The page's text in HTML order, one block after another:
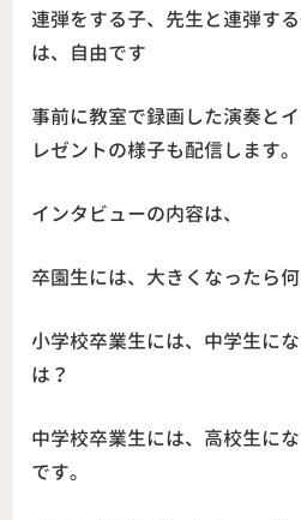
連弾をする子、先生と連弾す
は、自由です
事前に教室で録画した演奏と
レゼントの様子も配信します。
インタビューの内容は、
卒園生には、大きくなったら
小学校卒業生には、中学生に
は？
中学校卒業生には、高校生に
です。